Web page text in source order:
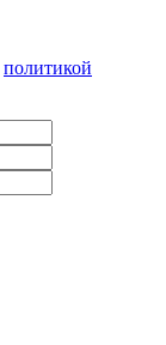
политикой